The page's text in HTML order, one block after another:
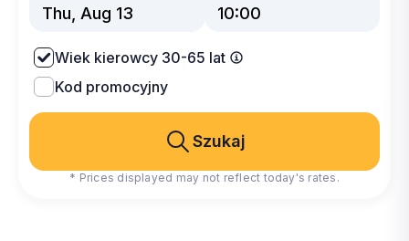
Wiek kierowcy 30-65 lat
Kod promocyjny
Szukaj
* Prices displayed may not reflect today's rates.